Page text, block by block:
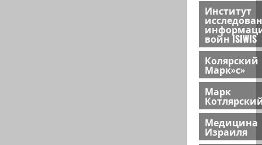
Институт
войн ISIWIS
Колярский
Марк»с»
Марк
Медицина
Израиля